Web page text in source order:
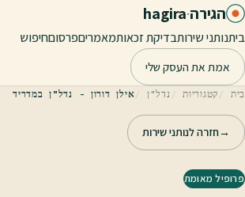
דלג לתוכן הראשי
הגירה·
hagira
ביתנותני שירותבדיקת זכאותמאמריםפרסוםחיפוש
אמת את העסק שלי
בית קטגוריות נדל"ן אילן דורון - נדל"ן במדריד
→חזרה לנותני שירות
פרופיל מאומת